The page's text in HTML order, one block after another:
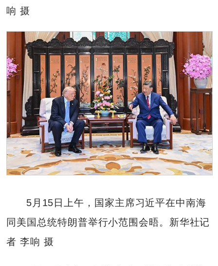
响 摄
5月15日上午，国家主席习近平在中南海
同美国总统特朗普举行小范围会晤。新华社记
者 李响 摄